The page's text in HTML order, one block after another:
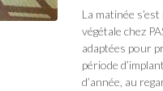
La matinée
végétale chez
adaptées pour
période
d’année, au